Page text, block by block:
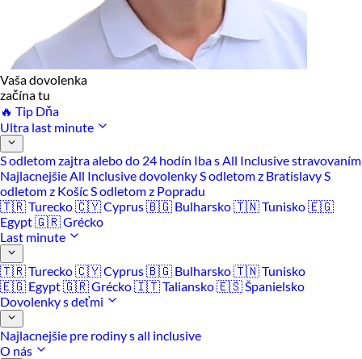
Vaša dovolenka
začína tu
🔥 Tip Dňa
Ultra last minute
S odletom zajtra alebo do 24 hodín Iba s All Inclusive stravovaním
Najlacnejšie All Inclusive dovolenkyS odletom z BratislavyS
odletom z KošícS odletom z Popradu
🇹🇷 Turecko🇨🇾 Cyprus🇧🇬 Bulharsko🇹🇳 Tunisko🇪🇬
Egypt🇬🇷 Grécko
Last minute
🇹🇷 Turecko🇨🇾 Cyprus🇧🇬 Bulharsko🇹🇳 Tunisko
🇪🇬 Egypt🇬🇷 Grécko🇮🇹 Taliansko🇪🇸 Španielsko
Dovolenky s deťmi
Najlacnejšie pre rodiny s all inclusive
O nás